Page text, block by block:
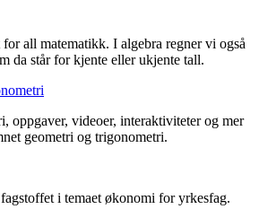
all matematikk. I algebra regner vi også
da står for kjente eller ukjente tall.
oppgaver, videoer, interaktiviteter og mer
geometri og trigonometri.
i temaet økonomi for yrkesfag.